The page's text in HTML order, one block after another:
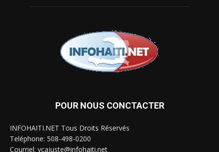
POUR NOUS CONCTACTER
INFOHAITI.NET Tous Droits Réservés
Teléphone: 508-498-0200
Courriel: ycajuste@infohaiti.net